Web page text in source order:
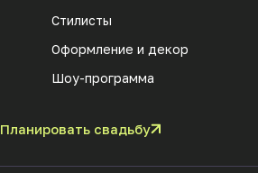
Стилисты
Оформление и декор
Шоу-программа
Планировать свадьбу